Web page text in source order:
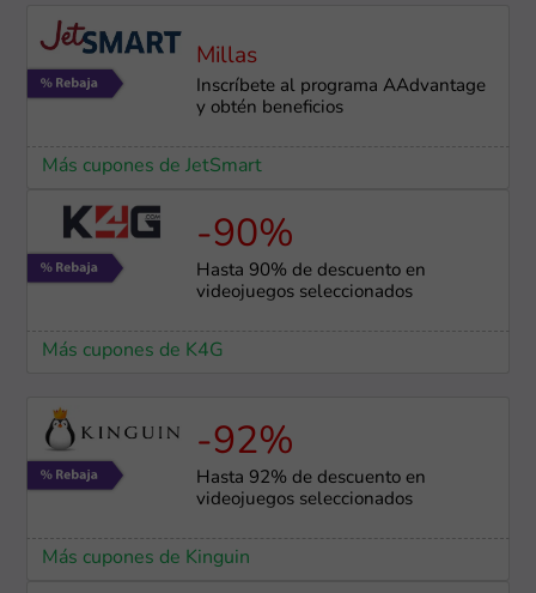
Millas
Inscríbete al programa AAdvantage
y obtén beneficios
Más cupones de JetSmart
-90%
Hasta 90% de descuento en
videojuegos seleccionados
Más cupones de K4G
-92%
Hasta 92% de descuento en
videojuegos seleccionados
Más cupones de Kinguin